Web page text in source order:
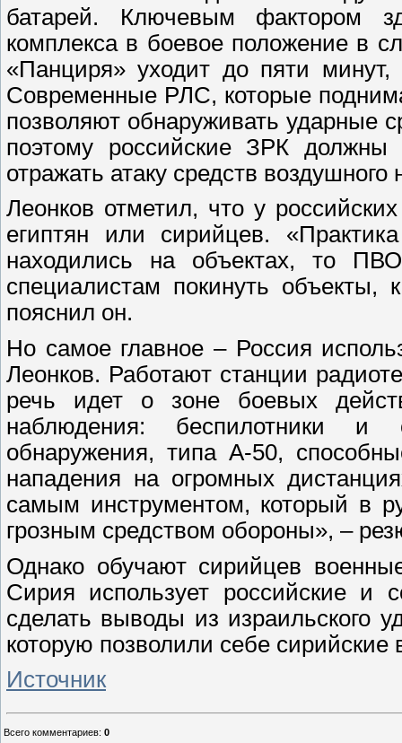
батарей. Ключевым фактором
комплекса в боевое положение в
«Панциря» уходит до пяти
Современные РЛС, которые
позволяют обнаруживать ударные
поэтому российские ЗРК должны
отражать атаку средств воздушного
Леонков отметил, что у
египтян или сирийцев.
находились на объектах, то
специалистам покинуть объекты,
пояснил он.
Но самое главное – Россия
Леонков. Работают станции
речь идет о зоне боевых
наблюдения: беспилотники и
обнаружения, типа А-50,
нападения на огромных
самым инструментом, который в
грозным средством обороны», –
Однако обучают сирийцев
Сирия использует российские и
сделать выводы из израильского
которую позволили себе сирийские
Источник
Всего комментариев: 0